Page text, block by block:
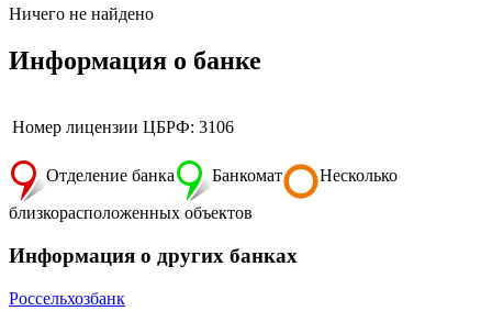
Ничего не найдено
Информация о банке
Номер лицензии ЦБРФ: 3106
Отделение банка Банкомат Несколько
близкорасположенных объектов
Информация о других банках
Россельхозбанк